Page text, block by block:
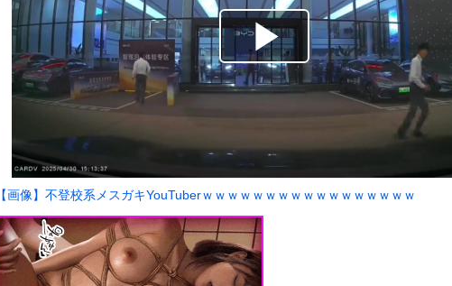
韓国人「安貞桓が韓国代表に激怒！『惨憺たる結果、徹底的な刷新が必要だ』と監督や協会を...
ケンタッキーとか言う唐揚げ屋ｗｗｗｗｗ
【画像】このAVが性癖ブッ刺さりで精子ドクドク作られるわｗｗｗｗ
【悲報】味噌ラーメンで行列、出来ない
【中国】男の子が爆竹に点火 マンホールが爆発しふた吹き飛ぶ
【画像】伊藤舞雪とかいうＡＶ女優ｗｗｗｗｗｗｗｗｗｗw
【緊急】肛門にスティックのり入れたけど出てこないの！！
お知らせ
【画像】不登校系メスガキYouTuberｗｗｗｗｗｗｗｗｗｗｗｗｗｗｗｗｗ